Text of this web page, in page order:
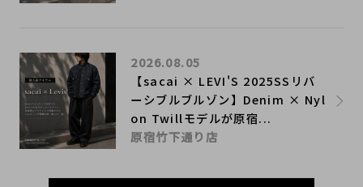
【sacai × LEVI'S 2025SSリバ
ーシブルブルゾン】Denim × Nyl
on Twillモデルが原宿...
2026.08.05
原宿竹下通り店